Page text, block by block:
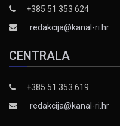
+385 51 353 624
redakcija@kanal-ri.hr
CENTRALA
+385 51 353 619
redakcija@kanal-ri.hr